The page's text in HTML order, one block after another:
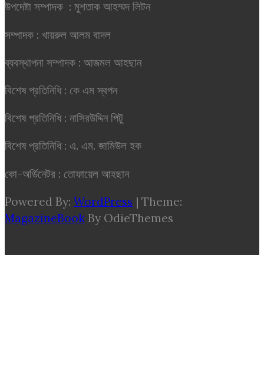
উপদেষ্টা সম্পাদক : মুশতাক আহম্মদ লিটন
সম্পাদক : খায়রুল আলম বাদল
ব্যবস্থাপনা সম্পাদক : আজমল আহছান
বিশেষ প্রতিনিধি : কে এম স্বপন
বিশেষ প্রতিনিধি : নাসিরউদ্দিন পিটু
বিশেষ প্রতিনিধি : এ. এম. জামিউল হক
কো-অর্ডিনেটর : তোফায়েল আহছান
Powered By: WordPress | Theme:
MagazineBook By OdieThemes